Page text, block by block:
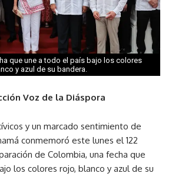
que une a todo el país bajo los colores
y azul de su bandera.
Voz de la Diáspora
y un marcado sentimiento de
conmemoró este lunes el 122
de Colombia, una fecha que
los colores rojo, blanco y azul de su